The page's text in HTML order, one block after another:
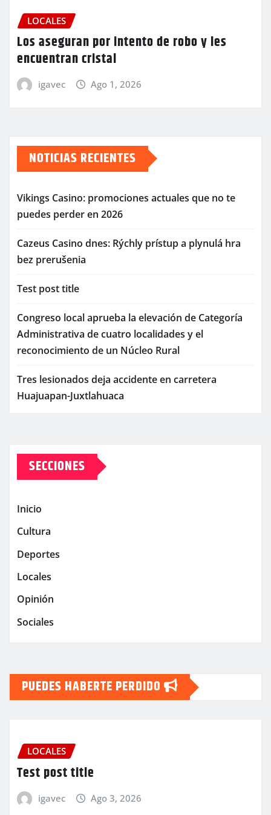
LOCALES
Los aseguran por intento de robo y les
encuentran cristal
igavec Ago 1, 2026
NOTICIAS RECIENTES
Vikings Casino: promociones actuales que no te
puedes perder en 2026
Cazeus Casino dnes: Rýchly prístup a plynulá hra
bez prerušenia
Test post title
Congreso local aprueba la elevación de Categoría
Administrativa de cuatro localidades y el
reconocimiento de un Núcleo Rural
Tres lesionados deja accidente en carretera
Huajuapan-Juxtlahuaca
SECCIONES
Inicio
Cultura
Deportes
Locales
Opinión
Sociales
PUEDES HABERTE PERDIDO
LOCALES
Test post title
igavec Ago 3, 2026